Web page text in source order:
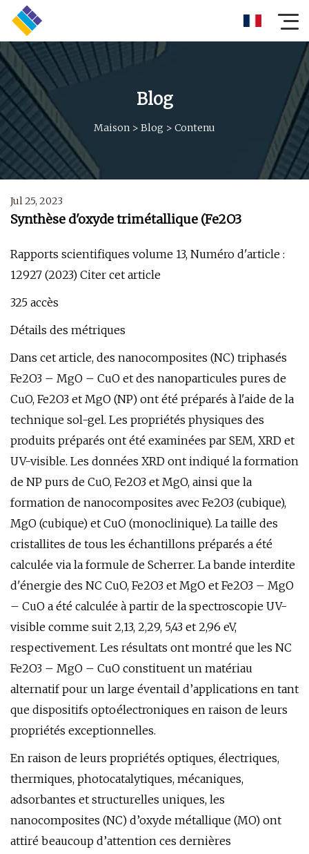
Blog
Maison > Blog > Contenu
Jul 25, 2023
Synthèse d'oxyde trimétallique (Fe2O3
Rapports scientifiques volume 13, Numéro d'article :
12927 (2023) Citer cet article
325 accès
Détails des métriques
Dans cet article, des nanocomposites (NC) triphasés
Fe2O3 – MgO – CuO et des nanoparticules pures de
CuO, Fe2O3 et MgO (NP) ont été préparés à l'aide de la
technique sol-gel. Les propriétés physiques des
produits préparés ont été examinées par SEM, XRD et
UV-visible. Les données XRD ont indiqué la formation
de NP purs de CuO, Fe2O3 et MgO, ainsi que la
formation de nanocomposites avec Fe2O3 (cubique),
MgO (cubique) et CuO (monoclinique). La taille des
cristallites de tous les échantillons préparés a été
calculée via la formule de Scherrer. La bande interdite
d'énergie des NC CuO, Fe2O3 et MgO et Fe2O3 – MgO
– CuO a été calculée à partir de la spectroscopie UV-
visible comme suit 2,13, 2,29, 5,43 et 2,96 eV,
respectivement. Les résultats ont montré que les NC
Fe2O3 – MgO – CuO constituent un matériau
alternatif pour un large éventail d’applications en tant
que dispositifs optoélectroniques en raison de leurs
propriétés exceptionnelles.
En raison de leurs propriétés optiques, électriques,
thermiques, photocatalytiques, mécaniques,
adsorbantes et structurelles uniques, les
nanocomposites (NC) d’oxyde métallique (MO) ont
attiré beaucoup d’attention ces dernières